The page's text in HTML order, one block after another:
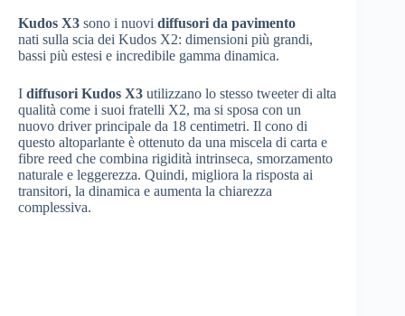
Kudos X3 sono i nuovi diffusori da pavimento
nati sulla scia dei Kudos X2: dimensioni più grandi,
bassi più estesi e incredibile gamma dinamica.
I diffusori Kudos X3 utilizzano lo stesso tweeter di alta
qualità come i suoi fratelli X2, ma si sposa con un
nuovo driver principale da 18 centimetri. Il cono di
questo altoparlante è ottenuto da una miscela di carta e
fibre reed che combina rigidità intrinseca, smorzamento
naturale e leggerezza. Quindi, migliora la risposta ai
transitori, la dinamica e aumenta la chiarezza
complessiva.